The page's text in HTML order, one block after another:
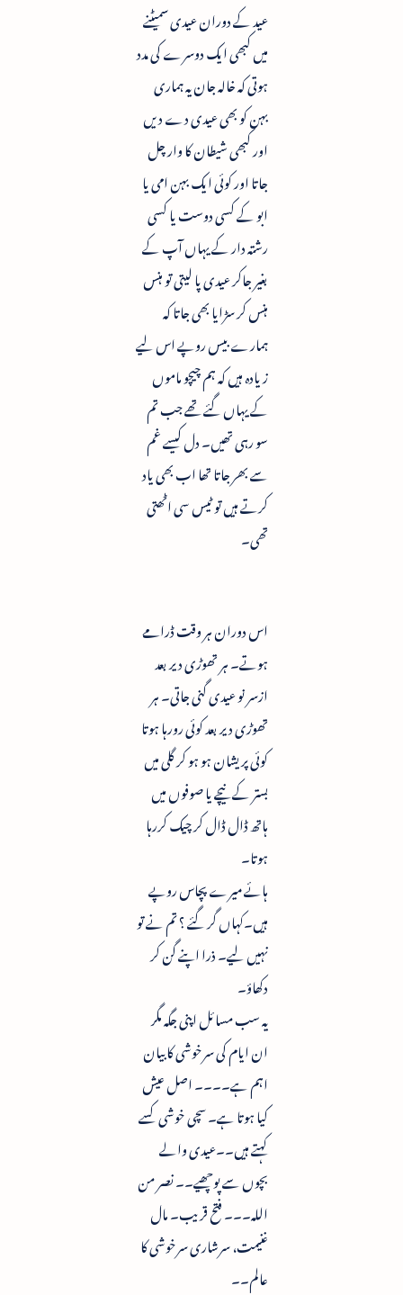
عید کے دوران عیدی سمیٹنے
میں کبھی ایک دوسرے کی مدد
ہوتی کہ خالہ جان یہ ہماری
بہن کو بھی عیدی دے دیں
اور کبھی شیطان کا وار چل
جاتا اور کوئی ایک بہن امی یا
ابو کے کسی دوست یا کسی
رشتہ دار کے یہاں آپ کے
بغیر جاکر عیدی پا لیتی تو ہنس
ہنس کر سڑایا بھی جاتا کہ
ہمارے بیس روپے اس لیے
زیادہ ہیں کہ ہم چیچو ماموں
کے یہاں گئے تھے جب تم
سو رہی تھیں۔ دل کیسے غم
سے بھر جاتا تھا اب بھی یاد
کرتے ہیں تو ٹیس سی اٹھتی
تھی۔
اس دوران ہر وقت ڈرامے
ہوتے۔ ہر تھوڑی دیر بعد
ازسر نو عیدی گنی جاتی۔ ہر
تھوڑی دیر بعد کوئی رورہا ہوتا
کوئی پریشان ہو ہو کر گلی میں
بستر کے نیچے یا صوفوں میں
ہاتھ ڈال ڈال کر چیک کررہا
ہوتا۔
ہائے میرے پچاس روپے
ہیں۔کہاں گر گئے ؟ تم نے تو
نہیں لیے۔ ذرا اپنے گن کر
دکھاؤ۔
یہ سب مسائل اپنی جگہ مگر
ان ایام کی سرخوشی کا بیان
اہم ہے۔۔۔۔ اصل عیش
کیا ہوتا ہے۔ سچی خوشی کسے
کہتے ہیں۔۔عیدی والے
بچوں سے پوچھیے۔۔ نصر من
اللہ۔۔۔ فتح قریب۔ مال
غنیمت، سرشاری سرخوشی کا
عالم۔۔